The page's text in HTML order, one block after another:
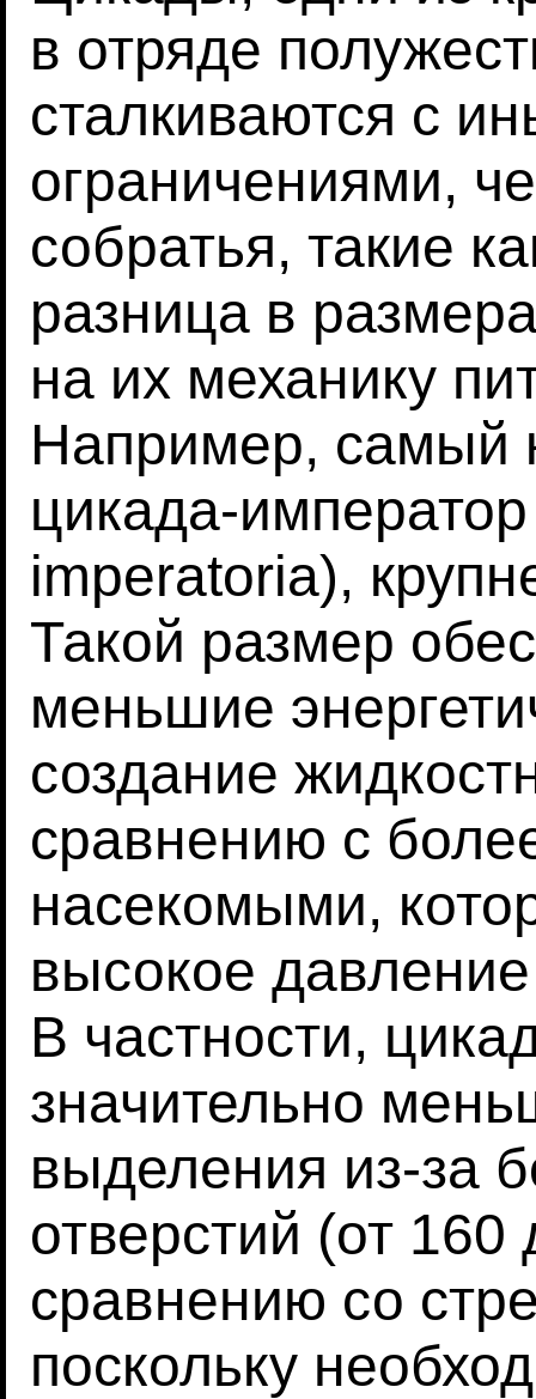
в отряде
сталкиваются с
ограничениями,
собратья, такие
разница в
на их механику
Например, самый
цикада-
imperatoria),
Такой размер
меньшие
создание
сравнению с
насекомыми,
высокое
В частности,
значительно
выделения из-за
отверстий (от
сравнению со
поскольку